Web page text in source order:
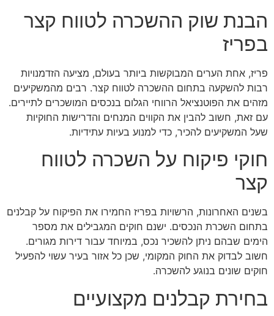
הבנת שוק ההשכרה לטווח קצר
בפריז
פריז, אחת הערים המבוקשות ביותר בעולם, מציעה הזדמנויות
רבות להשקעה בתחום ההשכרה לטווח קצר. רבים מהמשקיעים
מזהים את הפוטנציאל הרווחי הגלום בנכסים המושכרים לתיירים.
עם זאת, חשוב להבין את הקווים המנחים והדרישות החוקיות
שעל המשקיעים להכיר, כדי למנוע בעיות עתידיות.
חוקי פיקוח על השכרה לטווח
קצר
בשנים האחרונות, הרשויות בפריז החמירו את הפיקוח על קבלנים
בתחום השכרת הנכסים. ישנם חוקים המגבילים את מספר
הימים שבהם ניתן להשכיר נכס, במיוחד עבור דירות מגורים.
חשוב לבדוק את החוק המקומי, שכן כל אזור בעיר עשוי להפעיל
חוקים שונים בנוגע להשכרה.
בחירת קבלנים מקצועיים